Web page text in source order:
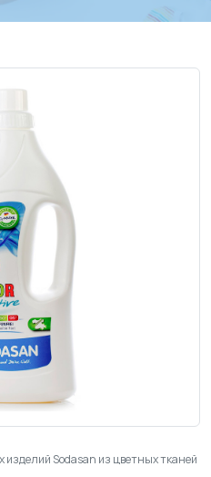
изделий Sodasan из цветных тканей